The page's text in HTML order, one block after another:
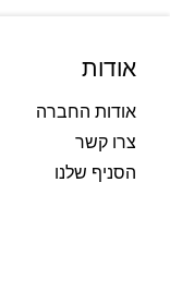
אודות
אודות החברה
צרו קשר
הסניף שלנו